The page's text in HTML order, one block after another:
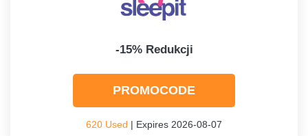
-15% Redukcji
PROMOCODE
620 Used | Expires 2026-08-07